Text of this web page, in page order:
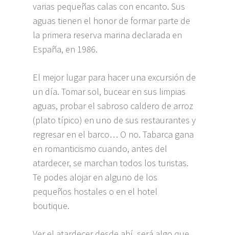
varias pequeñas calas con encanto. Sus
aguas tienen el honor de formar parte de
la primera reserva marina declarada en
España, en 1986.
El mejor lugar para hacer una excursión de
un día. Tomar sol, bucear en sus limpias
aguas, probar el sabroso caldero de arroz
(plato típico) en uno de sus restaurantes y
regresar en el barco… O no. Tabarca gana
en romanticismo cuando, antes del
atardecer, se marchan todos los turistas.
Te podes alojar en alguno de los
pequeños hostales o en el hotel
boutique.